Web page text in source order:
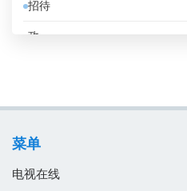
冰岛
招待
政
菜单
电视在线